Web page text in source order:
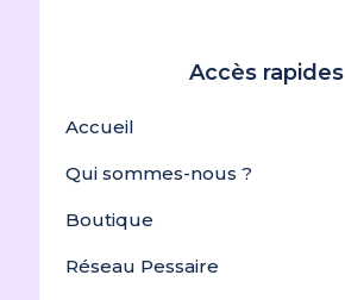
Accès rapides
Accueil
Qui sommes-nous ?
Boutique
Réseau Pessaire